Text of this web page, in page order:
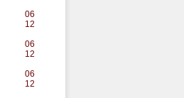
06
12
06
12
06
12